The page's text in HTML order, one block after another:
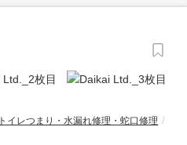
トイレつまり・水漏れ修理・蛇口修理